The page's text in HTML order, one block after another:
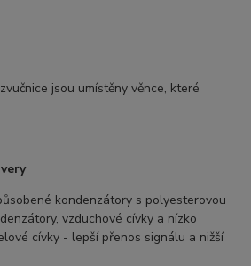
jsou umístěny věnce, které
kondenzátory s polyesterovou
vzduchové cívky a nízko
cívky - lepší přenos signálu a nižší